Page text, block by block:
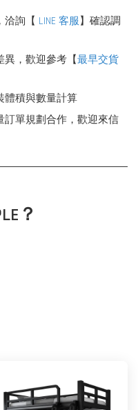
洽詢【 LINE 客服】確認調
異，歡迎參考【最早交貨
體積與數量計算
訂單規劃合作，歡迎來信
？